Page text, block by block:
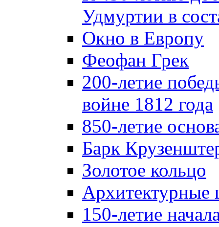
Удмуртии в
Окно в Европу
Феофан Грек
200-летие
войне 1812 года
850-летие
Барк
Золотое кольцо
Архитектурные
150-летие